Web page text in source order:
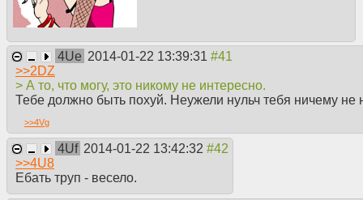
4Ue 2014-01-22 13:39:31
>>2DZ
> А то, что могу, это никому не интересно.
Тебе должно быть похуй. Неужели нульч тебя ничему не
>>4Vg
4Uf 2014-01-22 13:42:32
>>4U8
Ебать труп - весело.